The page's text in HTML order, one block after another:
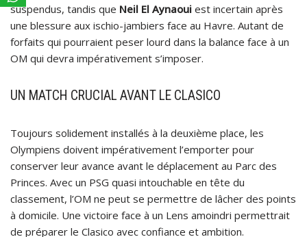
suspendus, tandis que Neil El Aynaoui est incertain après
une blessure aux ischio-jambiers face au Havre. Autant de
forfaits qui pourraient peser lourd dans la balance face à un
OM qui devra impérativement s’imposer.
UN MATCH CRUCIAL AVANT LE CLASICO
Toujours solidement installés à la deuxième place, les
Olympiens doivent impérativement l’emporter pour
conserver leur avance avant le déplacement au Parc des
Princes. Avec un PSG quasi intouchable en tête du
classement, l’OM ne peut se permettre de lâcher des points
à domicile. Une victoire face à un Lens amoindri permettrait
de préparer le Clasico avec confiance et ambition.